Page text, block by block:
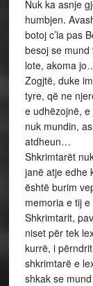
Nuk ka asnje
humbjen.
botoj c’la pas
besoj se
lote, akoma
Zogjtë, duke
tyre, që ne
e udhëzojnë,
nuk mundin,
atdheun…
Shkrimtarët
janë atje edhe
është burim
memoria e tij
Shkrimtarit,
niset për tek
kurrë, i
shkrimtarë e
shkak se